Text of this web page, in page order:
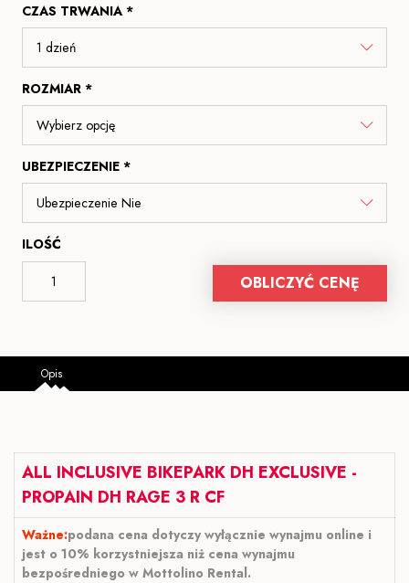
CZAS TRWANIA *
ROZMIAR *
UBEZPIECZENIE *
ILOŚĆ
OBLICZYĆ CENĘ
Opis
ALL INCLUSIVE BIKEPARK DH EXCLUSIVE -
PROPAIN DH RAGE 3 R CF
Ważne:podana cena dotyczy wyłącznie wynajmu online i
jest o 10% korzystniejsza niż cena wynajmu
bezpośredniego w Mottolino Rental.